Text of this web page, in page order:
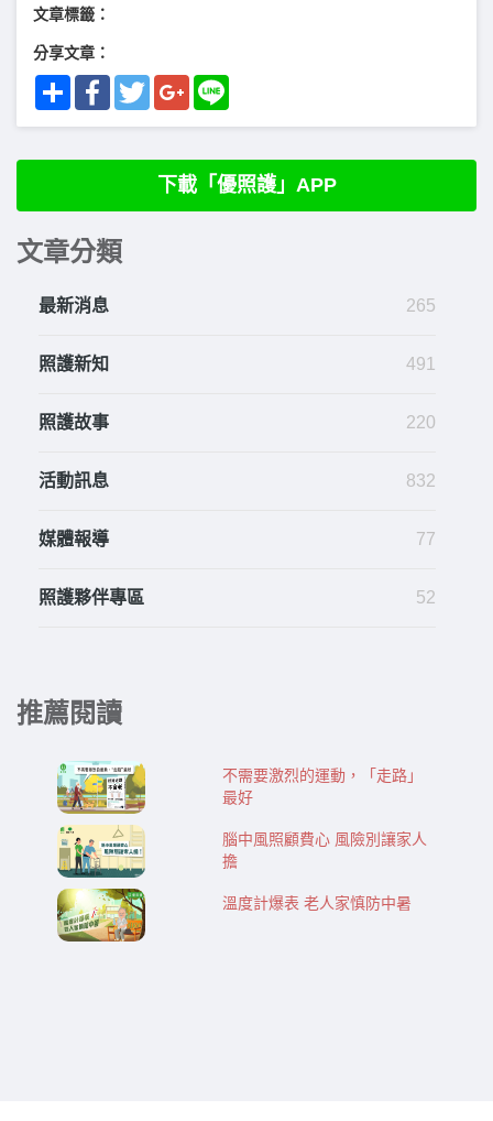
文章標籤：
分享文章：
Share FacebookTwitterGoogle+
下載「優照護」APP
文章分類
最新消息 265
照護新知 491
照護故事 220
活動訊息 832
媒體報導 77
照護夥伴專區 52
推薦閱讀
不需要激烈的運動，「走路」
最好
腦中風照顧費心 風險別讓家人
擔
溫度計爆表 老人家慎防中暑